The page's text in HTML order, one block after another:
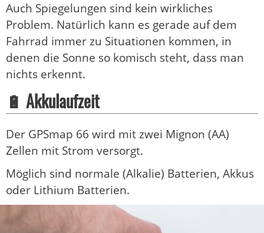
Auch Spiegelungen sind kein wirkliches
Problem. Natürlich kann es gerade auf dem
Fahrrad immer zu Situationen kommen, in
denen die Sonne so komisch steht, dass man
nichts erkennt.
🔋 Akkulaufzeit
Der GPSmap 66 wird mit zwei Mignon (AA)
Zellen mit Strom versorgt.
Möglich sind normale (Alkalie) Batterien, Akkus
oder Lithium Batterien.